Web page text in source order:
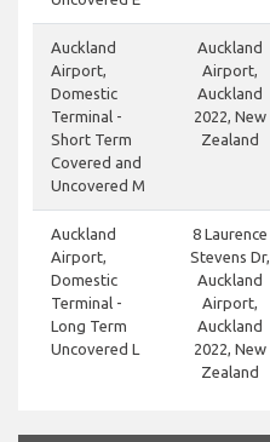
Auckland
Airport,
Domestic
Terminal -
Short Term
Covered and
Uncovered M
Auckland
Airport,
Auckland
2022, New
Zealand
Auckland
Airport,
Domestic
Terminal -
Long Term
Uncovered L
8 Laurence
Stevens Dr,
Auckland
Airport,
Auckland
2022, New
Zealand